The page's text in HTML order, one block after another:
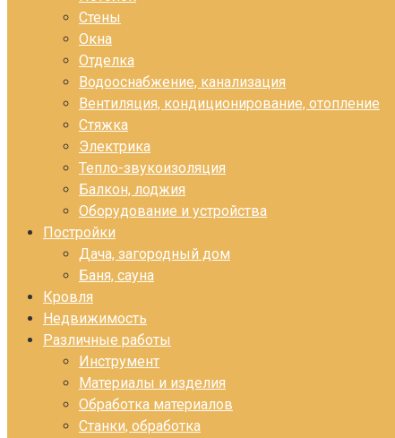
Стены
Окна
Отделка
Водооснабжение, канализация
Вентиляция, кондиционирование, отопление
Стяжка
Электрика
Тепло-звукоизоляция
Балкон, лоджия
Оборудование и устройства
Постройки
Дача, загородный дом
Баня, сауна
Кровля
Недвижимость
Различные работы
Инструмент
Материалы и изделия
Обработка материалов
Станки, обработка